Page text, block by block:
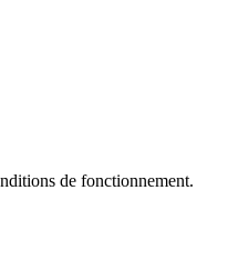
de fonctionnement.